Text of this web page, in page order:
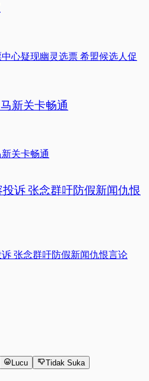
新关卡畅通
诉 张念群吁防假新闻仇恨
Lucu Tidak Suka